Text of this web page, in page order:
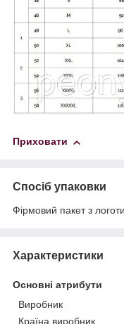
Приховати
Спосіб упаковки
Фірмовий пакет з
Характеристики
Основні атрибути
Виробник
Країна виробник